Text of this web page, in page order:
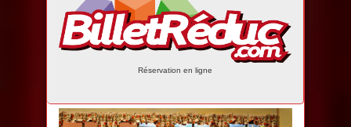
Réservation en ligne